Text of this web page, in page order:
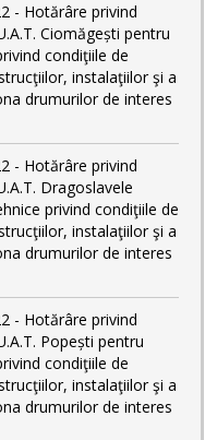
- Hotărâre privind
Ciomăgești pentru
condiţiile de
instalaţiilor şi a
drumurilor de interes
- Hotărâre privind
Dragoslavele
privind condiţiile de
instalaţiilor şi a
drumurilor de interes
- Hotărâre privind
Popești pentru
condiţiile de
instalaţiilor şi a
drumurilor de interes